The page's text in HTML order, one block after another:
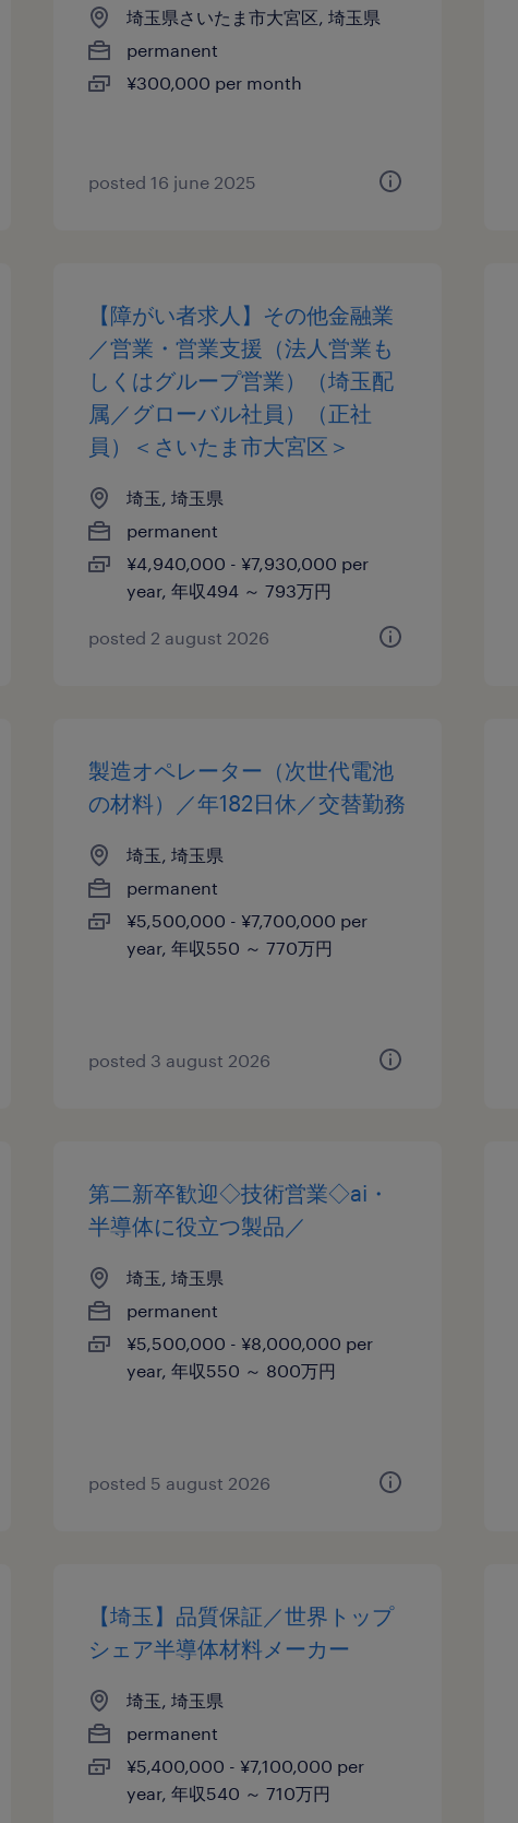
埼玉県さいたま市大宮区, 埼玉県
permanent
¥300,000 per month
posted 16 june 2025
【障がい者求人】その他金融業
／営業・営業支援（法人営業も
しくはグループ営業）（埼玉配
属／グローバル社員）（正社
員）＜さいたま市大宮区＞
埼玉, 埼玉県
permanent
¥4,940,000 - ¥7,930,000 per
year, 年収494 ～ 793万円
posted 2 august 2026
製造オペレーター（次世代電池
の材料）／年182日休／交替勤務
埼玉, 埼玉県
permanent
¥5,500,000 - ¥7,700,000 per
year, 年収550 ～ 770万円
posted 3 august 2026
第二新卒歓迎◇技術営業◇ai・
半導体に役立つ製品／
埼玉, 埼玉県
permanent
¥5,500,000 - ¥8,000,000 per
year, 年収550 ～ 800万円
posted 5 august 2026
【埼玉】品質保証／世界トップ
シェア半導体材料メーカー
埼玉, 埼玉県
permanent
¥5,400,000 - ¥7,100,000 per
year, 年収540 ～ 710万円